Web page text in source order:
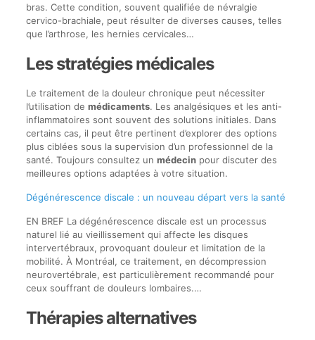
bras. Cette condition, souvent qualifiée de névralgie
cervico-brachiale, peut résulter de diverses causes, telles
que l’arthrose, les hernies cervicales…
Les stratégies médicales
Le traitement de la douleur chronique peut nécessiter
l’utilisation de médicaments. Les analgésiques et les anti-
inflammatoires sont souvent des solutions initiales. Dans
certains cas, il peut être pertinent d’explorer des options
plus ciblées sous la supervision d’un professionnel de la
santé. Toujours consultez un médecinpour discuter des
meilleures options adaptées à votre situation.
Dégénérescence discale : un nouveau départ vers la santé
EN BREF La dégénérescence discale est un processus
naturel lié au vieillissement qui affecte les disques
intervertébraux, provoquant douleur et limitation de la
mobilité. À Montréal, ce traitement, en décompression
neurovertébrale, est particulièrement recommandé pour
ceux souffrant de douleurs lombaires.…
Thérapies alternatives